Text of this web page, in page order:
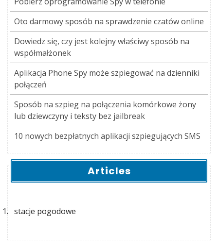
Oto darmowy sposób na sprawdzenie czatów online
Dowiedz się, czy jest kolejny właściwy sposób na
współmałżonek
Aplikacja Phone Spy może szpiegować na dzienniki
połączeń
Sposób na szpieg na połączenia komórkowe żony
lub dziewczyny i teksty bez jailbreak
10 nowych bezpłatnych aplikacji szpiegujących SMS
Articles
stacje pogodowe